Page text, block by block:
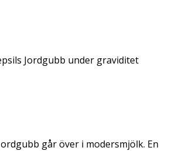
Jordgubb under graviditet
går över i modersmjölk. En